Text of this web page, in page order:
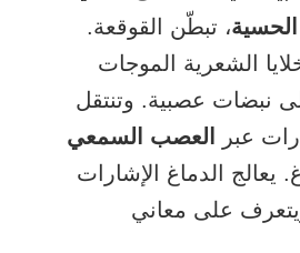
الحسية، تبطّن القوقعة.
الشعرية الموجات
نبضات عصبية. وتنتقل
عبر
العصب السمعي
يعالج الدماغ الإشارات
على معاني